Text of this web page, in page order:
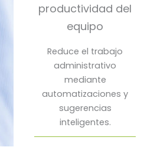
productividad del
equipo
Reduce el trabajo
administrativo
mediante
automatizaciones y
sugerencias
inteligentes.